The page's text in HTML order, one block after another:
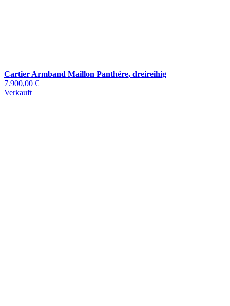
Cartier Armband Maillon Panthére, dreireihig
7.900,00 €
Verkauft